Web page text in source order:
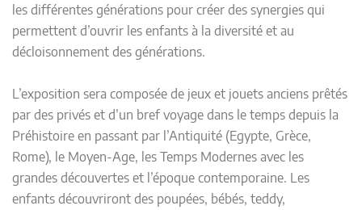
les différentes générations pour créer des synergies qui
permettent d’ouvrir les enfants à la diversité et au
décloisonnement des générations.
L’exposition sera composée de jeux et jouets anciens prêtés
par des privés et d’un bref voyage dans le temps depuis la
Préhistoire en passant par l’Antiquité (Egypte, Grèce,
Rome), le Moyen-Age, les Temps Modernes avec les
grandes découvertes et l’époque contemporaine. Les
enfants découvriront des poupées, bébés, teddy,